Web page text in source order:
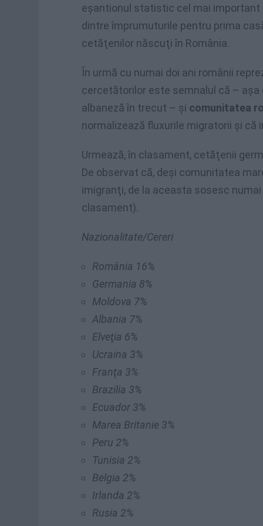
eşantionul statistic cel mai important
dintre împrumuturile pentru prima
cetăţenilor născuţi în România.
În urmă cu numai doi ani românii
cercetătorilor este semnalul că –
albaneză în trecut – şi comunitatea
normalizează fluxurile migratorii şi că
Urmează, în clasament, cetăţenii
De observat că, deşi comunitatea
imigranţi, de la aceasta sosesc
clasament).
Nazionalitate/Cereri
România 16%
Germania 8%
Moldova 7%
Albania 7%
Elveţia 6%
Ucraina 3%
Franţa 3%
Brazilia 3%
Ecuador 3%
Marea Britanie 3%
Peru 2%
Tunisia 2%
Belgia 2%
Irlanda 2%
Rusia 2%